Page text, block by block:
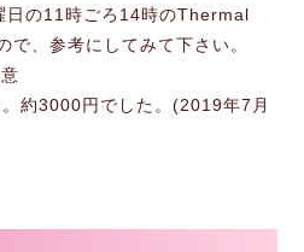
日の11時ごろ14時のThermal
、参考にしてみて下さい。
約3000円でした。(2019年7月